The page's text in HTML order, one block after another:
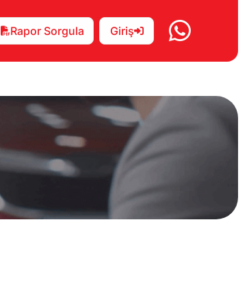
Rapor Sorgula Giriş